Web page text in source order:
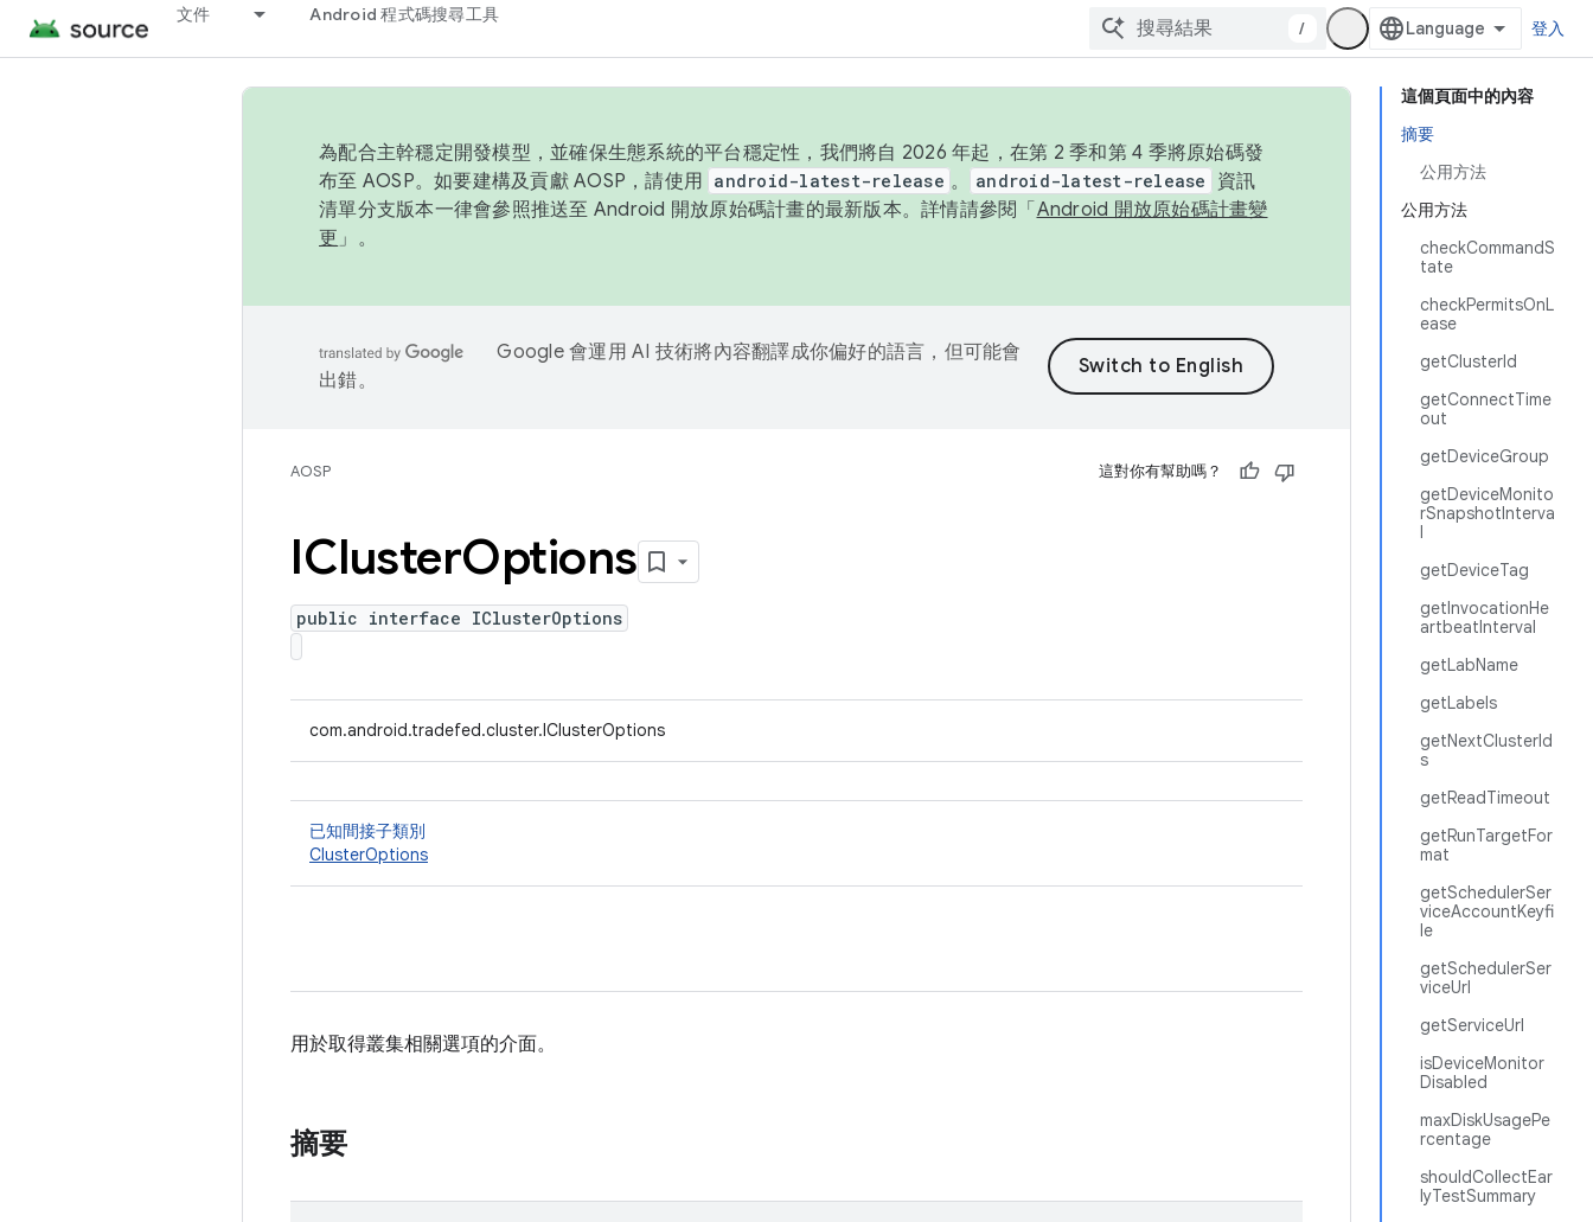
文件 Android 程式碼搜尋工具
/ 登入
這個頁面中的內容
摘要
公用方法
公用方法
checkCommandS
tate
checkPermitsOnL
ease
getClusterId
getConnectTime
out
getDeviceGroup
getDeviceMonito
rSnapshotInterva
l
getDeviceTag
getInvocationHe
artbeatInterval
getLabName
getLabels
getNextClusterId
s
getReadTimeout
getRunTargetFor
mat
getSchedulerSer
viceAccountKeyfi
le
getSchedulerSer
viceUrl
getServiceUrl
isDeviceMonitor
Disabled
maxDiskUsagePe
rcentage
shouldCollectEar
lyTestSummary
為配合主幹穩定開發模型，並確保生態系統的平台穩定性，我們將自 2026 年起，在第 2 季和第 4 季將原始碼發
布至 AOSP。如要建構及貢獻 AOSP，請使用 android-latest-release 。 android-latest-release
資訊
清單分支版本一律會參照推送至 Android 開放原始碼計畫的最新版本。詳情請參閱「 Android 開放原始碼計畫變
更 」。
Google 會運用 AI 技術將內容翻譯成你偏好的語言，但可能會
出錯。
AOSP 這對你有幫助嗎？
IClusterOptions
public interface IClusterOptions
com.android.tradefed.cluster.IClusterOptions
已知間接子類別
ClusterOptions
用於取得叢集相關選項的介面。
摘要